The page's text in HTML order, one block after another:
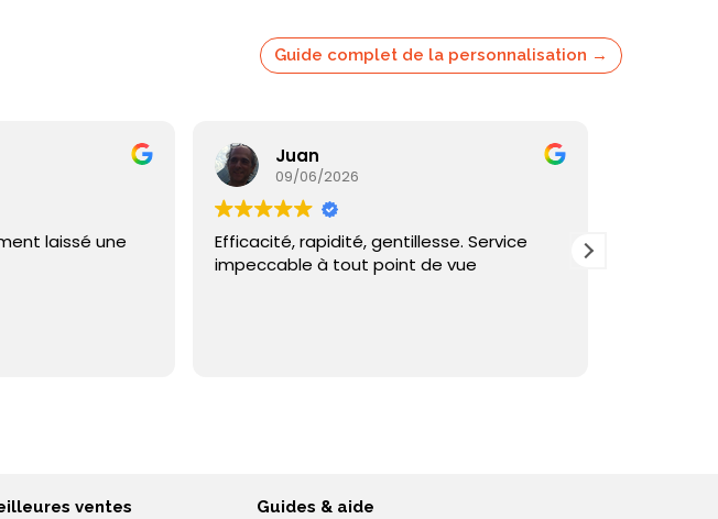
Guide complet de la personnalisation →
laissé une
Juan
09/06/2026
Efficacité, rapidité, gentillesse. Service
impeccable à tout point de vue
ventes Guides & aide